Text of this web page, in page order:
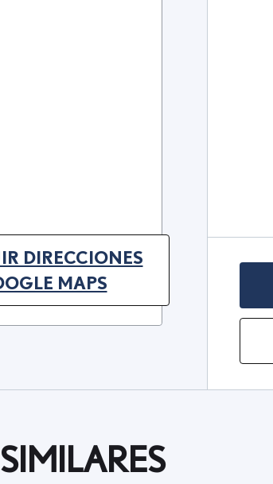
DIRECCIONES
MAPS
(OPENS IN NEW TAB)